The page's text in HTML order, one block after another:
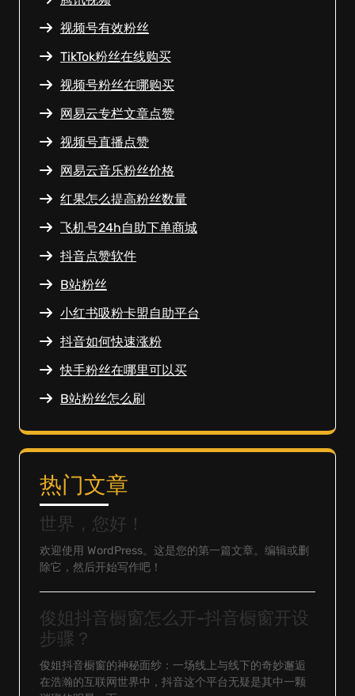
视频号有效粉丝
TikTok粉丝在线购买
视频号粉丝在哪购买
网易云专栏文章点赞
视频号直播点赞
网易云音乐粉丝价格
红果怎么提高粉丝数量
飞机号24h自助下单商城
抖音点赞软件
B站粉丝
小红书吸粉卡盟自助平台
抖音如何快速涨粉
快手粉丝在哪里可以买
B站粉丝怎么刷
热门文章
世界，您好！
欢迎使用 WordPress。这是您的第一篇文章。编辑或删
除它，然后开始写作吧！
俊姐抖音橱窗怎么开-抖音橱窗开设
步骤？
俊姐抖音橱窗的神秘面纱：一场线上与线下的奇妙邂逅
在浩瀚的互联网世界中，抖音这个平台无疑是其中一颗